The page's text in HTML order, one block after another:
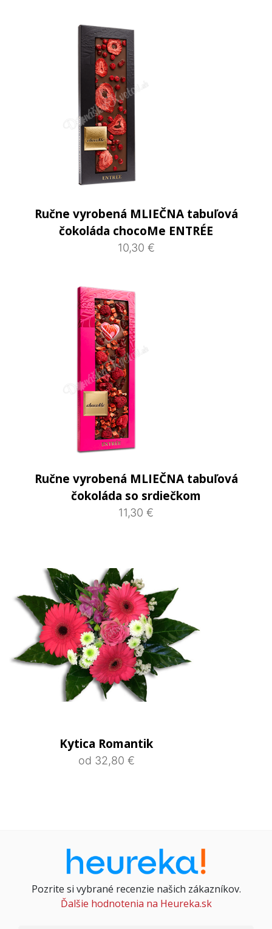
Ručne vyrobená MLIEČNA tabuľová
čokoláda chocoMe ENTRÉE
10,30 €
Ručne vyrobená MLIEČNA tabuľová
čokoláda so srdiečkom
11,30 €
Kytica Romantik
od 32,80 €
Pozrite si vybrané recenzie našich zákazníkov.
Ďalšie hodnotenia na Heureka.sk